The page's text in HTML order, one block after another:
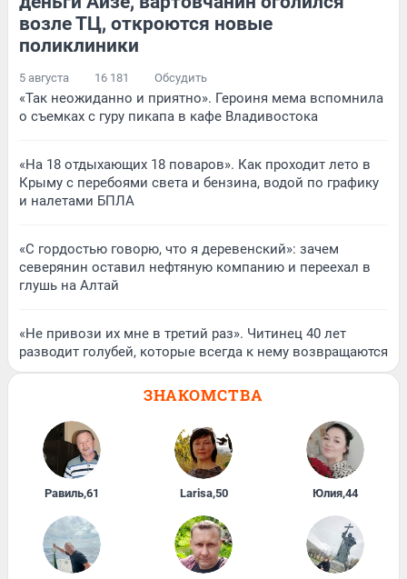
возле ТЦ, откроются новые
поликлиники
5 августа 16 181 Обсудить
«Так неожиданно и приятно». Героиня мема вспомнила
о съемках с гуру пикапа в кафе Владивостока
«На 18 отдыхающих 18 поваров». Как проходит лето в
Крыму с перебоями света и бензина, водой по графику
и налетами БПЛА
«С гордостью говорю, что я деревенский»: зачем
северянин оставил нефтяную компанию и переехал в
глушь на Алтай
«Не привози их мне в третий раз». Читинец 40 лет
разводит голубей, которые всегда к нему возвращаются
ЗНАКОМСТВА
Равиль,61 Larisa,50 Юлия,44